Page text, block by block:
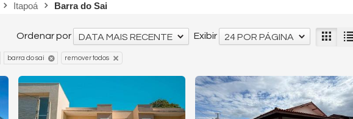
Itapoá Barra do Sai
Exibir 24 POR PÁGINA
Ordenar por DATA MAIS RECENTE
barra do sai remover todos